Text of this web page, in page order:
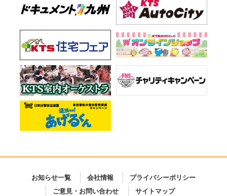
お知らせ一覧 会社情報
プライバシーポリシー
ご意見・お問い合わせ
サイトマップ